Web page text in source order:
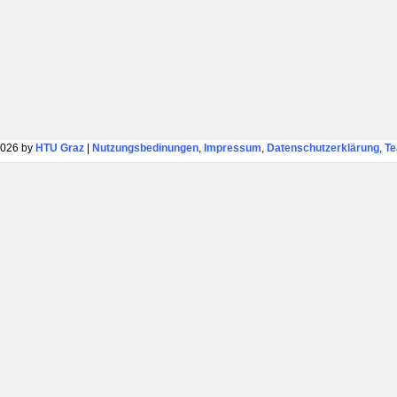
by HTU Graz| Nutzungsbedinungen, Impressum, Datenschutzerklärung,